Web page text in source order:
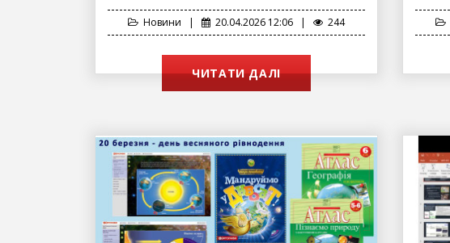
Новини | 20.04.2026 12:06 | 244
ЧИТАТИ ДАЛІ